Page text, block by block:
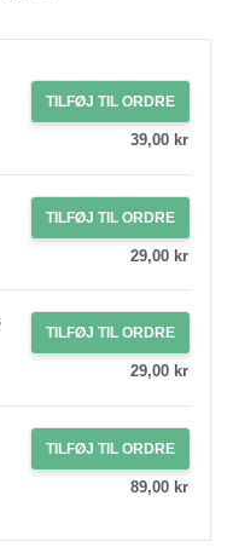
TILFØJ TIL ORDRE
39,00 kr
TILFØJ TIL ORDRE
29,00 kr
TILFØJ TIL ORDRE
29,00 kr
TILFØJ TIL ORDRE
89,00 kr